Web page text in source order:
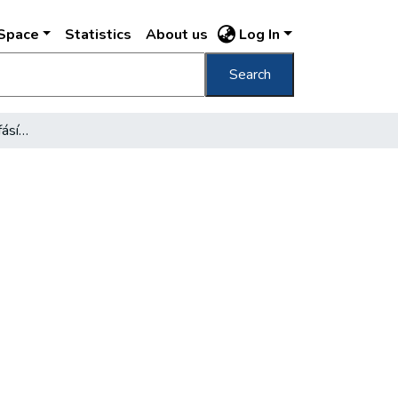
Statistics About us Log In
Search
Az idén befejezik Buda fásítását